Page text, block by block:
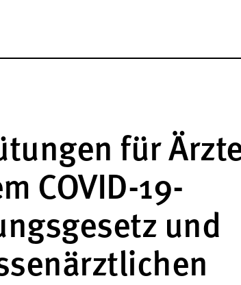
für
COVID-19-
und